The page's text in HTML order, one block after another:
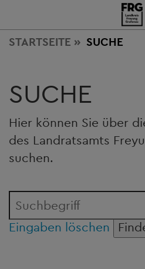
STARTSEITE SUCHE
SUCHE
Hier können Sie über
des Landratsamts
suchen.
Eingaben löschen